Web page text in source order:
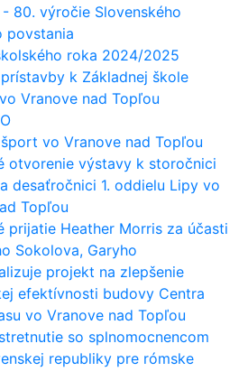
80. výročie Slovenského
povstania
roka 2024/2025
k Základnej škole
Vranove nad Topľou
vo Vranove nad Topľou
otvorenie výstavy k storočnici
desaťročnici 1. oddielu Lipy vo
Topľou
prijatie Heather Morris za účasti
Sokolova, Garyho
projekt na zlepšenie
efektívnosti budovy Centra
vo Vranove nad Topľou
so splnomocnencom
republiky pre rómske